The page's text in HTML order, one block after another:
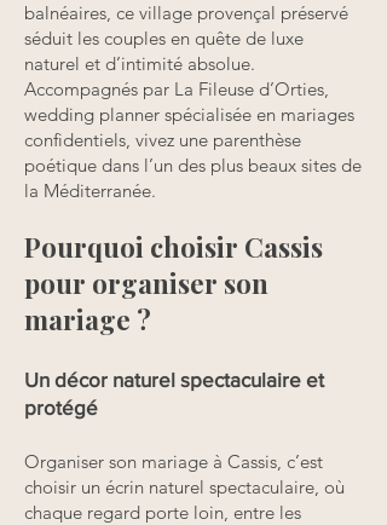
balnéaires, ce village provençal préservé
séduit les couples en quête de luxe
naturel et d’intimité absolue.
Accompagnés par La Fileuse d’Orties,
wedding planner spécialisée en mariages
confidentiels, vivez une parenthèse
poétique dans l’un des plus beaux sites de
la Méditerranée.
Pourquoi choisir Cassis
pour organiser son
mariage ?
Un décor naturel spectaculaire et
protégé
Organiser son mariage à Cassis, c’est
choisir un écrin naturel spectaculaire, où
chaque regard porte loin, entre les